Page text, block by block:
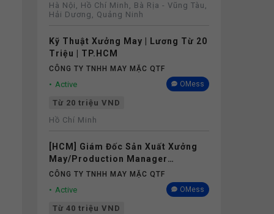
Hà Nội, Hồ Chí Minh, Bà Rịa - Vũng Tàu,
Hải Dương, Quảng Ninh
Kỹ Thuật Xưởng May | Lương Từ 20
Triệu | TP.HCM
CÔNG TY TNHH MAY MẶC QTF
Active OMess
Từ 20 triệu VND
Hồ Chí Minh
[HCM] Giám Đốc Sản Xuất Xưởng
May/Production Manager
(Garments) - Lương 40M+
CÔNG TY TNHH MAY MẶC QTF
Active OMess
Từ 40 triệu VND